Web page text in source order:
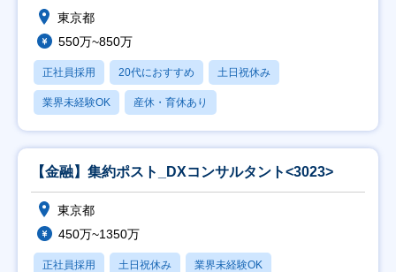
東京都
550万~850万
正社員採用 20代におすすめ 土日祝休み
業界未経験OK 産休・育休あり
【金融】集約ポスト_DXコンサルタント<3023>
東京都
450万~1350万
正社員採用 土日祝休み 業界未経験OK